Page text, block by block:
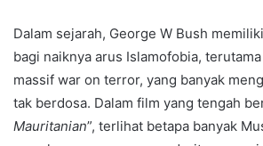
Dalam sejarah, George W Bush
bagi naiknya arus Islamofobia,
massif war on terror, yang banyak
tak berdosa. Dalam film yang tengah
Mauritanian”, terlihat betapa banyak